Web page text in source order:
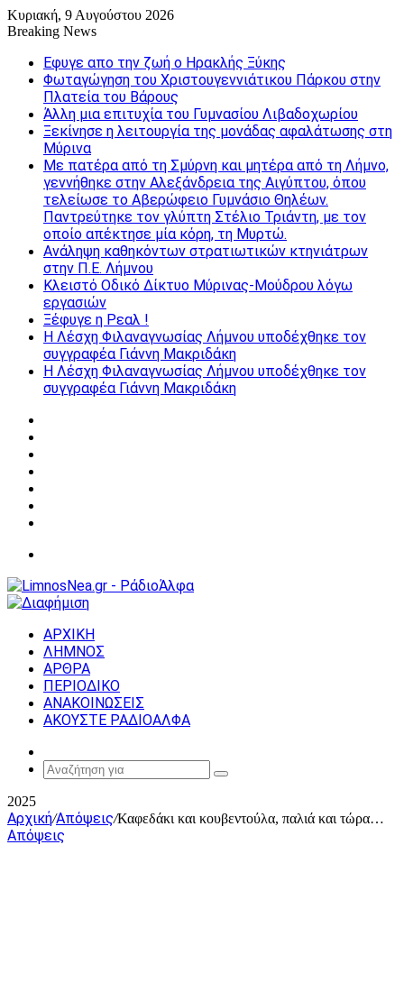
Κυριακή, 9 Αυγούστου 2026
Breaking News
Εφυγε απο την ζωή o Ηρακλής Ξύκης
Φωταγώγηση του Χριστουγεννιάτικου Πάρκου στην
Πλατεία του Βάρους
Άλλη μια επιτυχία του Γυμνασίου Λιβαδοχωρίου
Ξεκίνησε η λειτουργία της μονάδας αφαλάτωσης στη
Μύρινα
Με πατέρα από τη Σμύρνη και μητέρα από τη Λήμνο,
γεννήθηκε στην Αλεξάνδρεια της Αιγύπτου, όπου
τελείωσε το Αβερώφειο Γυμνάσιο Θηλέων.
Παντρεύτηκε τον γλύπτη Στέλιο Τριάντη, με τον
οποίο απέκτησε μία κόρη, τη Μυρτώ.
Ανάληψη καθηκόντων στρατιωτικών κτηνιάτρων
στην Π.Ε. Λήμνου
Κλειστό Οδικό Δίκτυο Μύρινας-Μούδρου λόγω
εργασιών
Ξέφυγε η Ρεαλ !
Η Λέσχη Φιλαναγνωσίας Λήμνου υποδέχθηκε τον
συγγραφέα Γιάννη Μακριδάκη
Η Λέσχη Φιλαναγνωσίας Λήμνου υποδέχθηκε τον
συγγραφέα Γιάννη Μακριδάκη
ΑΡΧΙΚΗ
ΛΗΜΝΟΣ
ΑΡΘΡΑ
ΠΕΡΙΟΔΙΚΟ
ΑΝΑΚΟΙΝΩΣΕΙΣ
ΑΚΟΥΣΤΕ ΡΑΔΙΟΑΛΦΑ
Article
Αναζήτηση
2025
Αρχική/Απόψεις/Καφεδάκι και κουβεντούλα, παλιά και τώρα…
Απόψεις